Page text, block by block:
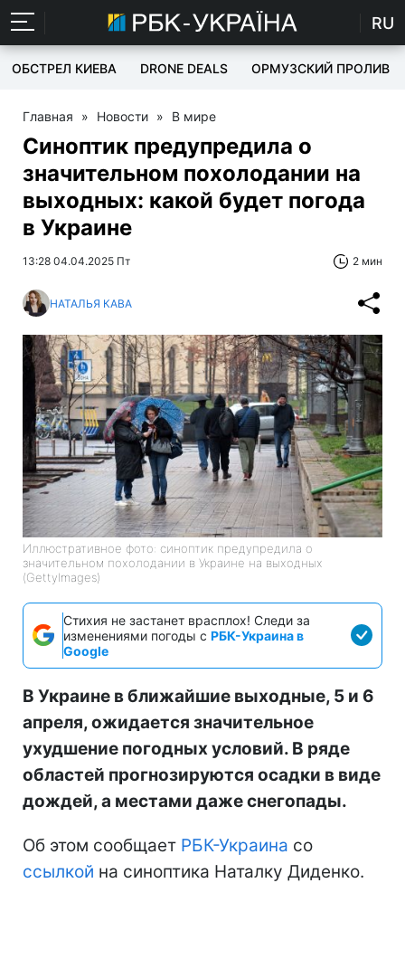
RU
ОБСТРЕЛ КИЕВА DRONE DEALS ОРМУЗСКИЙ ПРОЛИВ
Главная » Новости » В мире
Синоптик предупредила о
значительном похолодании на
выходных: какой будет погода
в Украине
13:28 04.04.2025 Пт 2 мин
НАТАЛЬЯ КАВА
Иллюстративное фото: синоптик предупредила о
значительном похолодании в Украине на выходных
(GettyImagеs)
Стихия не застанет врасплох! Следи за
изменениями погоды с РБК-Украина в
Google
В Украине в ближайшие выходные, 5 и 6
апреля, ожидается значительное
ухудшение погодных условий. В ряде
областей прогнозируются осадки в виде
дождей, а местами даже снегопады.
Об этом сообщает РБК-Украина со
ссылкой на синоптика Наталку Диденко.